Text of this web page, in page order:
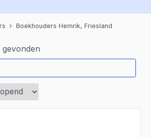
Boekhouders Hemrik, Friesland